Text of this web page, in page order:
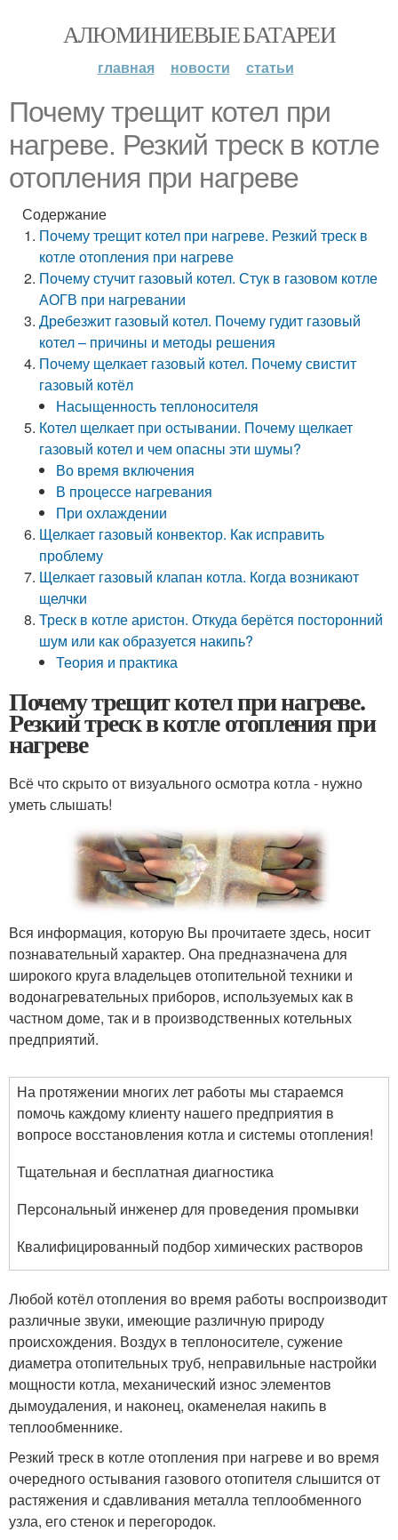
АЛЮМИНИЕВЫЕ БАТАРЕИ
главная новости статьи
Почему трещит котел при
нагреве. Резкий треск в котле
отопления при нагреве
Содержание
Почему трещит котел при нагреве. Резкий треск в
котле отопления при нагреве
Почему стучит газовый котел. Стук в газовом котле
АОГВ при нагревании
Дребезжит газовый котел. Почему гудит газовый
котел – причины и методы решения
Почему щелкает газовый котел. Почему свистит
газовый котёл
Насыщенность теплоносителя
Котел щелкает при остывании. Почему щелкает
газовый котел и чем опасны эти шумы?
Во время включения
В процессе нагревания
​При охлаждении
Щелкает газовый конвектор. Как исправить
проблему
Щелкает газовый клапан котла. Когда возникают
щелчки
Треск в котле аристон. Откуда берётся посторонний
шум или как образуется накипь?
Теория и практика
Почему трещит котел при нагреве.
Резкий треск в котле отопления при
нагреве
Всё что скрыто от визуального осмотра котла - нужно
уметь слышать!
Вся информация, которую Вы прочитаете здесь, носит
познавательный характер. Она предназначена для
широкого круга владельцев отопительной техники и
водонагревательных приборов, используемых как в
частном доме, так и в производственных котельных
предприятий.
На протяжении многих лет работы мы стараемся
помочь каждому клиенту нашего предприятия в
вопросе восстановления котла и системы отопления!
Тщательная и бесплатная диагностика
Персональный инженер для проведения промывки
Квалифицированный подбор химических растворов
Любой котёл отопления во время работы воспроизводит
различные звуки, имеющие различную природу
происхождения. Воздух в теплоносителе, сужение
диаметра отопительных труб, неправильные настройки
мощности котла, механический износ элементов
дымоудаления, и наконец, окаменелая накипь в
теплообменнике.
Резкий треск в котле отопления при нагреве и во время
очередного остывания газового отопителя слышится от
растяжения и сдавливания металла теплообменного
узла, его стенок и перегородок.